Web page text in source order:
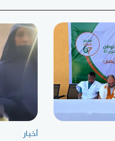
أخبار